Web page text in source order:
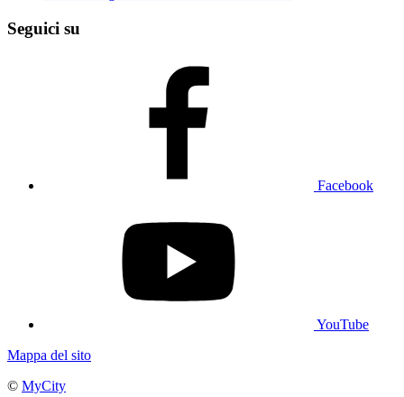
Seguici su
Facebook
YouTube
Mappa del sito
© MyCity